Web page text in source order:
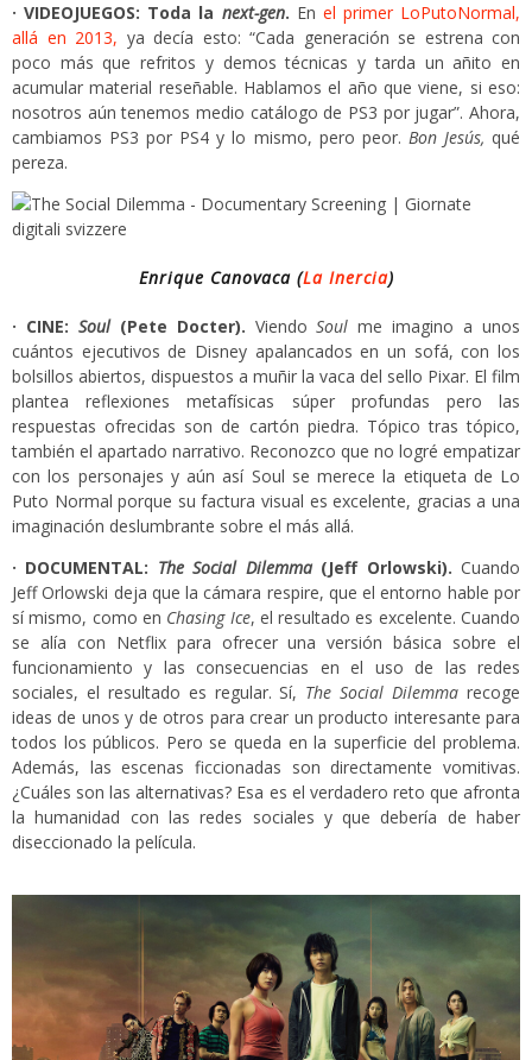
· VIDEOJUEGOS: Toda la next-gen. En el primer LoPutoNormal,
allá en 2013, ya decía esto: “Cada generación se estrena con
poco más que refritos y demos técnicas y tarda un añito en
acumular material reseñable. Hablamos el año que viene, si eso:
nosotros aún tenemos medio catálogo de PS3 por jugar”. Ahora,
cambiamos PS3 por PS4 y lo mismo, pero peor. Bon Jesús,qué
pereza.
Enrique Canovaca (La Inercia)
· CINE: Soul(Pete Docter). ViendoSoulme imagino a unos
cuántos ejecutivos de Disney apalancados en un sofá, con los
bolsillos abiertos, dispuestos a muñir la vaca del sello Pixar. El film
plantea reflexiones metafísicas súper profundas pero las
respuestas ofrecidas son de cartón piedra. Tópico tras tópico,
también el apartado narrativo. Reconozco que no logré empatizar
con los personajes y aún así Soul se merece la etiqueta de Lo
Puto Normal porque su factura visual es excelente, gracias a una
imaginación deslumbrante sobre el más allá.
· DOCUMENTAL: The Social Dilemma(Jeff Orlowski).Cuando
Jeff Orlowski deja que la cámara respire, que el entorno hable por
sí mismo, como en Chasing Ice, el resultado es excelente. Cuando
se alía con Netflix para ofrecer una versión básica sobre el
funcionamiento y las consecuencias en el uso de las redes
sociales, el resultado es regular. Sí, The Social Dilemma recoge
ideas de unos y de otros para crear un producto interesante para
todos los públicos. Pero se queda en la superficie del problema.
Además, las escenas ficcionadas son directamente vomitivas.
¿Cuáles son las alternativas? Esa es el verdadero reto que afronta
la humanidad con las redes sociales y que debería de haber
diseccionado la película.